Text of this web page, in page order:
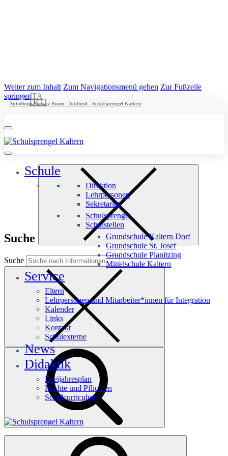
Weiter zum Inhalt Zum Navigationsmenü gehen Zur Fußzeile
springen
Autonome Provinz Bozen - Südtirol - Schulsprengel Kaltern
ITA
DEU
Schule
Direktion
Lehrpersonen
Sekretariat
Schulsprengel
Schulstellen
Grundschule Kaltern Dorf
Grundschule St. Josef
Grundschule Planitzing
Mittelschule Kaltern
Service
Eltern
Lehrpersonen und Mitarbeiter*innen für Integration
Kalender
Links
Kontakt
Schulexterne
News
Didaktik
Dreijahresplan
Rechte und Pflichten
Schulcurriculum
Suche
Suche
Häufige Suchanfragen